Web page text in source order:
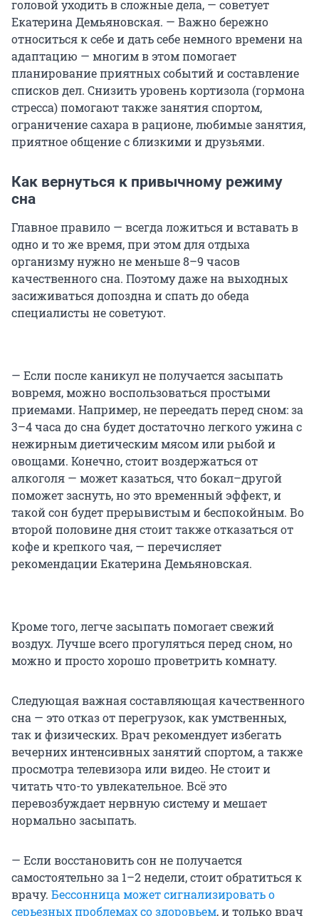
головой уходить в сложные дела, — советует
Екатерина Демьяновская. — Важно бережно
относиться к себе и дать себе немного времени на
адаптацию — многим в этом помогает
планирование приятных событий и составление
списков дел. Снизить уровень кортизола (гормона
стресса) помогают также занятия спортом,
ограничение сахара в рационе, любимые занятия,
приятное общение с близкими и друзьями.
Как вернуться к привычному режиму
сна
Главное правило — всегда ложиться и вставать в
одно и то же время, при этом для отдыха
организму нужно не меньше 8–9 часов
качественного сна. Поэтому даже на выходных
засиживаться допоздна и спать до обеда
специалисты не советуют.
— Если после каникул не получается засыпать
вовремя, можно воспользоваться простыми
приемами. Например, не переедать перед сном: за
3–4 часа до сна будет достаточно легкого ужина с
нежирным диетическим мясом или рыбой и
овощами. Конечно, стоит воздержаться от
алкоголя — может казаться, что бокал–другой
поможет заснуть, но это временный эффект, и
такой сон будет прерывистым и беспокойным. Во
второй половине дня стоит также отказаться от
кофе и крепкого чая, — перечисляет
рекомендации Екатерина Демьяновская.
Кроме того, легче засыпать помогает свежий
воздух. Лучше всего прогуляться перед сном, но
можно и просто хорошо проветрить комнату.
Следующая важная составляющая качественного
сна — это отказ от перегрузок, как умственных,
так и физических. Врач рекомендует избегать
вечерних интенсивных занятий спортом, а также
просмотра телевизора или видео. Не стоит и
читать что-то увлекательное. Всё это
перевозбуждает нервную систему и мешает
нормально засыпать.
— Если восстановить сон не получается
самостоятельно за 1–2 недели, стоит обратиться к
врачу. Бессонница может сигнализировать о
серьезных проблемах со здоровьем, и только врач